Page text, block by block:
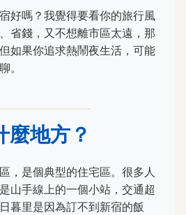
好嗎？我覺得要看你的旅行風
省錢，又不想離市區太遠，那
如果你追求熱鬧夜生活，可能
。
麼地方？
，是個典型的住宅區。很多人
山手線上的一個小站，交通超
暮里是因為訂不到新宿的飯